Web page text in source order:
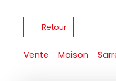
Retour
Vente Maison